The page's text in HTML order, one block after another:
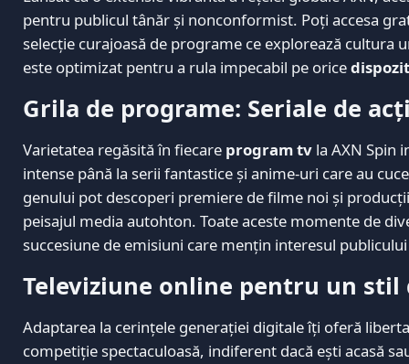
pentru publicul tânăr și nonconformist. Poți accesa
selecție curajoasă de programe ce explorează cultura
este optimizat pentru a rula impecabil pe orice
Grila de programe: Seriale de
Varietatea regăsită în fiecare program tv la AXN Spin
intense până la serii fantastice și anime-uri care au
genului pot descoperi premiere de filme noi și
peisajul media autohton. Toate aceste momente de
succesiune de emisiuni care mențin interesul
Televiziune online pentru un stil
Adaptarea la cerințele generației digitale îți oferă
competiție spectaculoasă, indiferent dacă ești acasă